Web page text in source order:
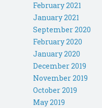
February 2021
January 2021
September 2020
February 2020
January 2020
December 2019
November 2019
October 2019
May 2019